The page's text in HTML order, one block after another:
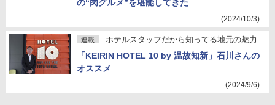
の“肉グルメ”を堪能してきた
(2024/10/3)
連載 ホテルスタッフだから知ってる地元の魅力
「KEIRIN HOTEL 10 by 温故知新」石川さんの
オススメ
(2024/9/6)